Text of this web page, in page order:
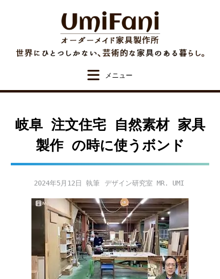
岐阜 注文住宅 自然素材 家具
製作 の時に使うボンド
2024年5月12日 デザイン研究室 MR. UMI